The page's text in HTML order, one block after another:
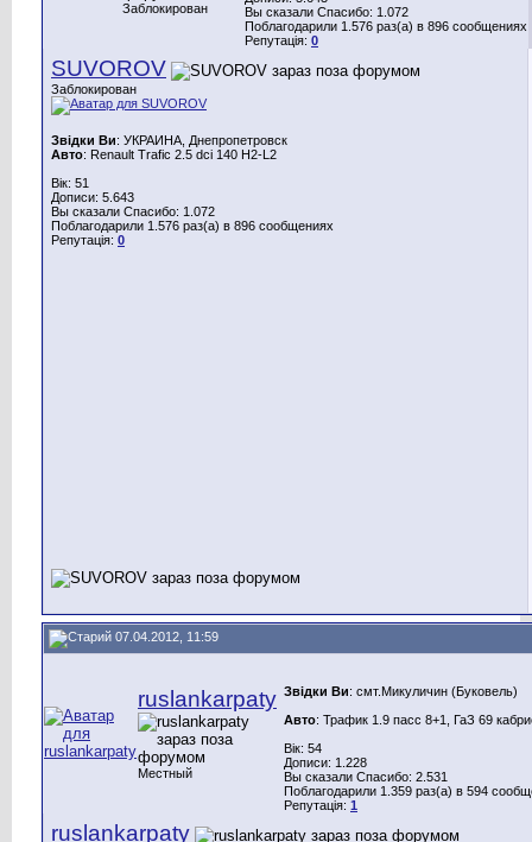
Заблокирован
Вы сказали Спасибо: 1.072
Поблагодарили 1.576 раз(а) в 896 сообщениях
Репутація: 0
SUVOROV
Заблокирован
Звідки Ви: УКРАИНА, Днепропетровск
Авто: Renault Trafic 2.5 dci 140 H2-L2
Вік: 51
Дописи: 5.643
Вы сказали Спасибо: 1.072
Поблагодарили 1.576 раз(а) в 896 сообщениях
Репутація: 0
07.04.2012, 11:59
ruslankarpaty
Местный
Звідки Ви: смт.Микуличин (Буковель)
Авто: Трафик 1.9 пасс 8+1, ГаЗ 69
Вік: 54
Дописи: 1.228
Вы сказали Спасибо: 2.531
Поблагодарили 1.359 раз(а) в 594
Репутація: 1
ruslankarpaty